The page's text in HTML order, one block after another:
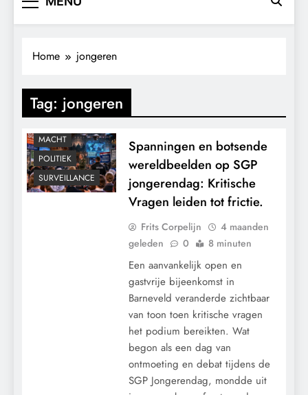
Home jongeren
Tag: jongeren
CONTROLE
GEOPOLITIEK
MACHT
POLITIEK
SURVEILLANCE
Spanningen en botsende
wereldbeelden op SGP
jongerendag: Kritische
Vragen leiden tot frictie.
Frits Corpelijn
4 maanden
geleden
0 8 minuten
Een aanvankelijk open en
gastvrije bijeenkomst in
Barneveld veranderde zichtbaar
van toon toen kritische vragen
het podium bereikten. Wat
begon als een dag van
ontmoeting en debat tijdens de
SGP Jongerendag, mondde uit